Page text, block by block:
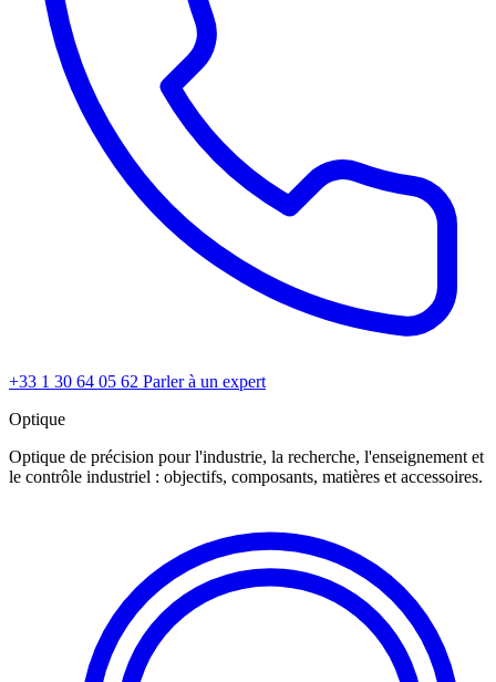
+33 1 30 64 05 62 Parler à un expert
Optique
Optique de précision pour l'industrie, la recherche, l'enseignement et
le contrôle industriel : objectifs, composants, matières et accessoires.